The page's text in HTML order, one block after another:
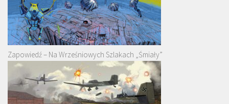
Zapowiedź – Na Wrześniowych Szlakach „Śmiały”